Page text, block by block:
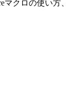
クロの使い